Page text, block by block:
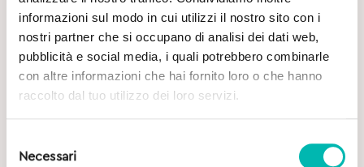
informazioni sul modo in cui utilizzi il nostro sito con i
nostri partner che si occupano di analisi dei dati web,
pubblicità e social media, i quali potrebbero combinarle
con altre informazioni che hai fornito loro o che hanno
raccolto dal tuo utilizzo dei loro servizi.
delNecessari